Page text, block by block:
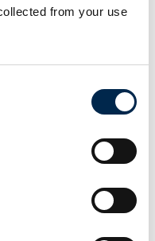
from your use